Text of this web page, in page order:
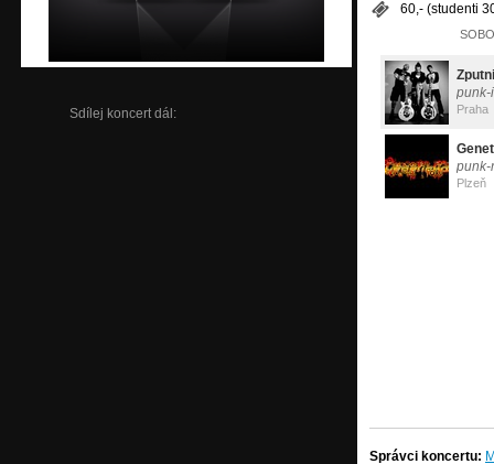
Sdílej koncert dál:
60,- (studenti
punk-
Praha
punk-
Plzeň
Správci koncertu: